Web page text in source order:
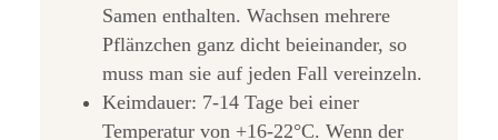
Samen enthalten. Wachsen mehrere
Pflänzchen ganz dicht beieinander, so
muss man sie auf jeden Fall vereinzeln.
Keimdauer: 7-14 Tage bei einer
Temperatur von +16-22°C. Wenn der